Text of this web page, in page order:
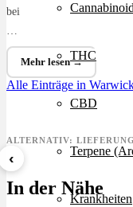
THC
CBD
Terpene
Krankheiten
bei
…
Mehr lesen →
Alle Einträge in
ALTERNATIV:
‹
Sour Mintz Haze
ab 5,99 €/g
In der Nähe